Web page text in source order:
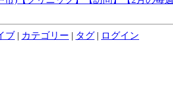
ブ | カテゴリー | タグ | ログイン